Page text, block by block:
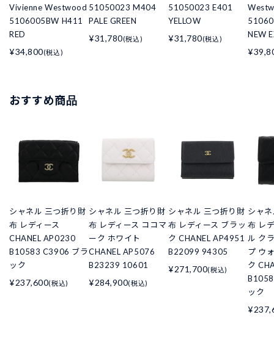
Vivienne Westwood
5106005BW H411
RED
¥34,800(税込)
51050023 M404
PALE GREEN
¥31,780(税込)
51050023 E401
YELLOW
¥31,780(税込)
NEW
おすすめ商品
シャネル 三つ折り財
布 レディース
CHANEL AP0230
B10583 C3906 ブラ
ック
¥237,600(税込)
シャネル 三つ折り財
布 レディース ココマ
ーク ホワイト
CHANEL AP5076
B23239 10601
¥284,900(税込)
シャネル 三つ折り財
布 レディース ブラッ
ク CHANEL AP4951
B22099 94305
¥271,700(税込)
シャ
布 レ
ル ク
プ ウ
ク
ック